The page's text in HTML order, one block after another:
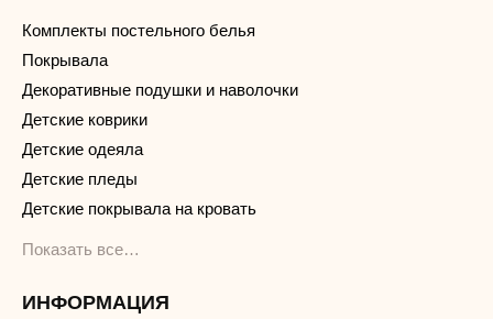
Комплекты постельного белья
Покрывала
Декоративные подушки и наволочки
Детские коврики
Детские одеяла
Детские пледы
Детские покрывала на кровать
Показать все…
ИНФОРМАЦИЯ